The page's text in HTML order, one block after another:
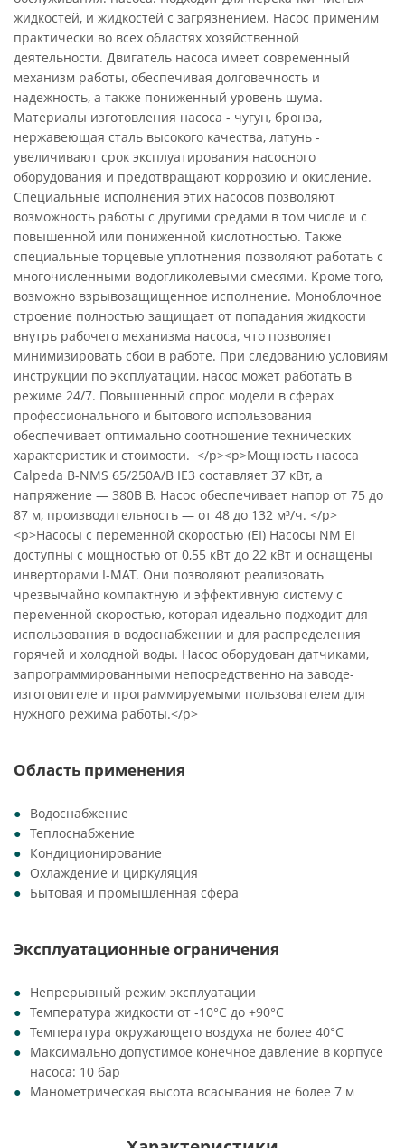
жидкостей, и жидкостей с загрязнением. Насос применим
практически во всех областях хозяйственной
деятельности. Двигатель насоса имеет современный
механизм работы, обеспечивая долговечность и
надежность, а также пониженный уровень шума.
Материалы изготовления насоса - чугун, бронза,
нержавеющая сталь высокого качества, латунь -
увеличивают срок эксплуатирования насосного
оборудования и предотвращают коррозию и окисление.
Специальные исполнения этих насосов позволяют
возможность работы с другими средами в том числе и с
повышенной или пониженной кислотностью. Также
специальные торцевые уплотнения позволяют работать с
многочисленными водогликолевыми смесями. Кроме того,
возможно взрывозащищенное исполнение. Моноблочное
строение полностью защищает от попадания жидкости
внутрь рабочего механизма насоса, что позволяет
минимизировать сбои в работе. При следованию условиям
инструкции по эксплуатации, насос может работать в
режиме 24/7. Повышенный спрос модели в сферах
профессионального и бытового использования
обеспечивает оптимально соотношение технических
характеристик и стоимости. </p><p>Мощность насоса
Calpeda B-NMS 65/250A/B IE3 составляет 37 кВт, а
напряжение — 380В В. Насос обеспечивает напор от 75 до
87 м, производительность — от 48 до 132 м³/ч. </p>
<p>Насосы с переменной скоростью (EI) Насосы NM EI
доступны с мощностью от 0,55 кВт до 22 кВт и оснащены
инверторами I-MAT. Они позволяют реализовать
чрезвычайно компактную и эффективную систему с
переменной скоростью, которая идеально подходит для
использования в водоснабжении и для распределения
горячей и холодной воды. Насос оборудован датчиками,
запрограммированными непосредственно на заводе-
изготовителе и программируемыми пользователем для
нужного режима работы.</p>
Область применения
Водоснабжение
Теплоснабжение
Кондиционирование
Охлаждение и циркуляция
Бытовая и промышленная сфера
Эксплуатационные ограничения
Непрерывный режим эксплуатации
Температура жидкости от -10°C до +90°C
Температура окружающего воздуха не более 40°C
Максимально допустимое конечное давление в корпусе
насоса: 10 бар
Манометрическая высота всасывания не более 7 м